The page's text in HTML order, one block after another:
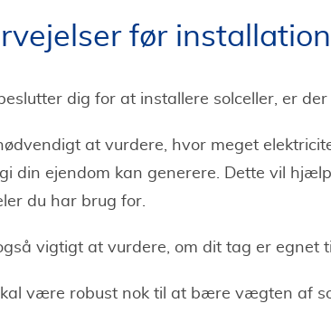
før installation
dig for at installere solceller, er
at vurdere, hvor meget
din ejendom kan generere. Dette vil
du har brug for.
vigtigt at vurdere, om dit tag er egnet
være robust nok til at bære vægten af